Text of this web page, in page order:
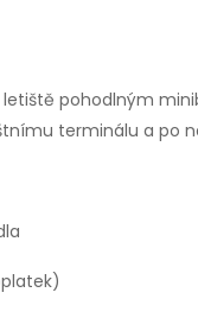
letiště pohodlným
terminálu a po